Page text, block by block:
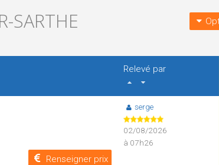
SARTHE
Relevé par
Renseigner prix
serge
02/08/2026
à 07h26